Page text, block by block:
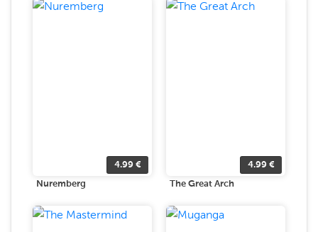
4.99 €
Nuremberg
4.99 €
The Great Arch